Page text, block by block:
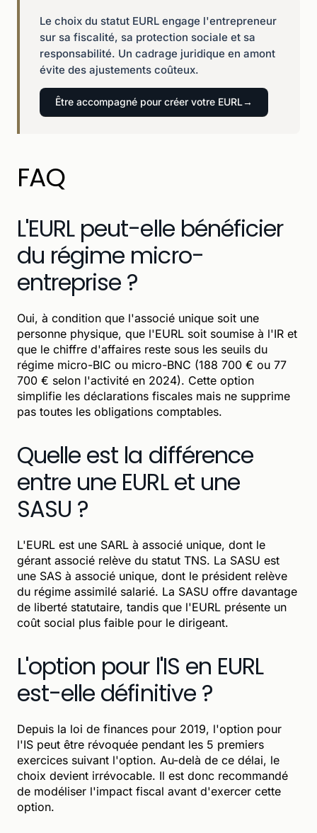
Le choix du statut EURL engage l'entrepreneur
sur sa fiscalité, sa protection sociale et sa
responsabilité. Un cadrage juridique en amont
évite des ajustements coûteux.
Être accompagné pour créer votre EURL
FAQ
L'EURL peut-elle bénéficier
du régime micro-
entreprise ?
Oui, à condition que l'associé unique soit une
personne physique, que l'EURL soit soumise à l'IR et
que le chiffre d'affaires reste sous les seuils du
régime micro-BIC ou micro-BNC (188 700 € ou 77
700 € selon l'activité en 2024). Cette option
simplifie les déclarations fiscales mais ne supprime
pas toutes les obligations comptables.
Quelle est la différence
entre une EURL et une
SASU ?
L'EURL est une SARL à associé unique, dont le
gérant associé relève du statut TNS. La SASU est
une SAS à associé unique, dont le président relève
du régime assimilé salarié. La SASU offre davantage
de liberté statutaire, tandis que l'EURL présente un
coût social plus faible pour le dirigeant.
L'option pour l'IS en EURL
est-elle définitive ?
Depuis la loi de finances pour 2019, l'option pour
l'IS peut être révoquée pendant les 5 premiers
exercices suivant l'option. Au-delà de ce délai, le
choix devient irrévocable. Il est donc recommandé
de modéliser l'impact fiscal avant d'exercer cette
option.